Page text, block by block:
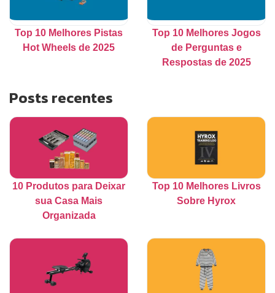
Top 10 Melhores Pistas
Hot Wheels de 2025
Top 10 Melhores Jogos
de Perguntas e
Respostas de 2025
Posts recentes
10 Produtos para Deixar
sua Casa Mais
Organizada
Top 10 Melhores Livros
Sobre Hyrox